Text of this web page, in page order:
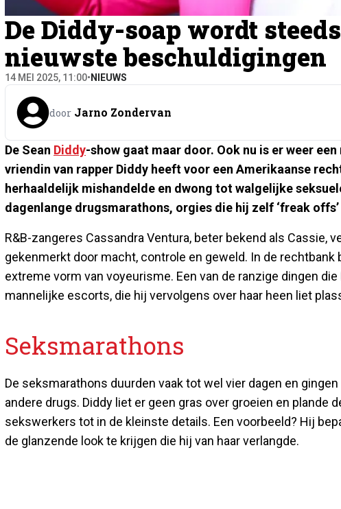
De Diddy-soap wordt
nieuwste beschuldigingen
14 MEI 2025, 11:00• NIEUWS
door Jarno Zondervan
De Sean Diddy-show gaat maar door. Ook nu is er weer
vriendin van rapper Diddy heeft voor een Amerikaanse
herhaaldelijk mishandelde en dwong tot walgelijke
dagenlange drugsmarathons, orgies die hij zelf ‘freak
R&B-zangeres Cassandra Ventura, beter bekend als Cassie,
gekenmerkt door macht, controle en geweld. In de
extreme vorm van voyeurisme. Een van de ranzige dingen
mannelijke escorts, die hij vervolgens over haar heen liet
Seksmarathons
De seksmarathons duurden vaak tot wel vier dagen en
andere drugs. Diddy liet er geen gras over groeien en
sekswerkers tot in de kleinste details. Een voorbeeld? Hij
de glanzende look te krijgen die hij van haar verlangde.